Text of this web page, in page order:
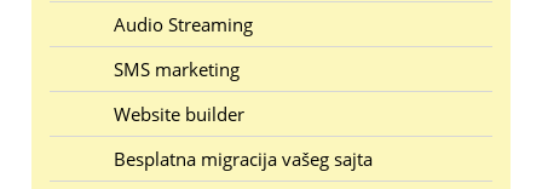
Audio Streaming
SMS marketing
Website builder
Besplatna migracija vašeg sajta